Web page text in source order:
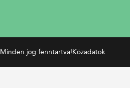
Minden jog fenntartva!Közadatok